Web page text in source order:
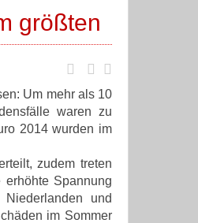
größten
Um mehr als 10
waren zu
2014 wurden im
zudem treten
Spannung
und
im Sommer